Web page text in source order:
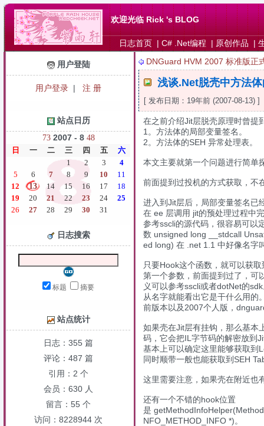
欢迎光临 Rick 's BLOG
日志首页| C# .Net编程 | 原创作品 |
用户登陆
用户登录 | 注 册
站点日历
73 2007 - 8 48
日
一 二 三 四 五
六
1
2 3
4
5
6 7 8 9 10
11
12
13 14 15 16 17
18
19
20 21 22 23 24
25
26
27 28 29 30 31
日志搜索
标题 摘要
站点统计
日志：355 篇
评论：487 篇
引用：2 个
会员：630 人
留言：55 个
访问：8228944 次
DNGuard HVM 2007 标准版正
浅谈.Net脱壳中方法
[ 发布日期：19年前 (2007-08-13)
在之前介绍Jit层脱壳原理时曾提
1。方法体的局部变量签名。
2。方法体的SEH 异常处理表。
本文主要就第一个问题进行简单
前面提到过投机的方式获取，不
进入到Jit层后，局部变量签名已
在 ee 层调用 jit的预处理过程中
参考sscli的源代码，很容易可以
数 unsigned long __stdcall
ed long) 在 .net 1.1 中好像名字
只要Hook这个函数，就可以获
第一个参数，前面提到过了，可
义可以参考sscli或者dotNet的
从名字就能看出它是干什么用
前版本以及2007个人版，
如果壳在Jit层有挂钩，那么基本
码，它会把IL字节码的解密放到
基本上可以确定这里能够获取到
同时顺带一般也能获取到SEH
这里需要注意，如果壳在附近也
还有一个不错的hook位置
是
NFO_METHOD_INFO *)。